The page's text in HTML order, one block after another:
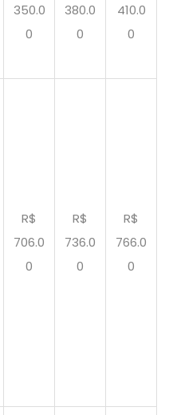
350.0
0
380.0
0
410.0
0
R$
706.0
0
R$
736.0
0
R$
766.0
0